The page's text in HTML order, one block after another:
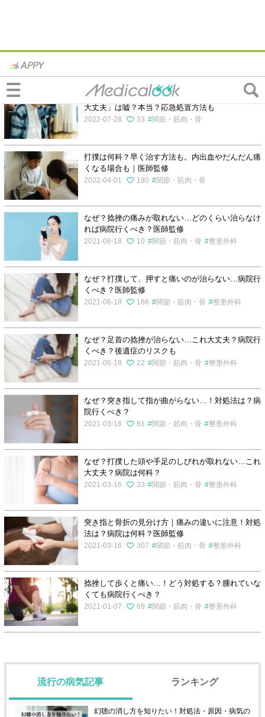
打撲・捻挫の記事一覧
高齢者の頭部打撲の受診目安「たんこぶができたら
大丈夫」は嘘？本当？応急処置方法も
2022-07-28 33 関節・筋肉・骨
打撲は何科？早く治す方法も。内出血やだんだん痛
くなる場合も｜医師監修
2022-04-01 180 関節・筋肉・骨
なぜ？捻挫の痛みが取れない…どのくらい治らなけ
れば病院行くべき？医師監修
2021-06-18 10 関節・筋肉・骨 整形外科
なぜ？打撲して、押すと痛いのが治らない…病院行
くべき？医師監修
2021-06-18 166 関節・筋肉・骨 整形外科
なぜ？足首の捻挫が治らない…これ大丈夫？病院行
くべき？後遺症のリスクも
2021-06-18 22 関節・筋肉・骨 整形外科
なぜ？突き指して指が曲がらない…！対処法は？病
院行くべき？
2021-03-16 81 関節・筋肉・骨 整形外科
なぜ？打撲した頭や手足のしびれが取れない…これ
大丈夫？病院は何科？
2021-03-16 33 関節・筋肉・骨 整形外科
突き指と骨折の見分け方｜痛みの違いに注意！対処
法は？病院は何科？医師監修
2021-03-16 307 関節・筋肉・骨 整形外科
捻挫して歩くと痛い…！どう対処する？腫れていな
くても病院行くべき？
2021-01-07 69 関節・筋肉・骨 整形外科
流行の病気記事 ランキング
幻聴の消し方を知りたい！対処法・原因・病気の